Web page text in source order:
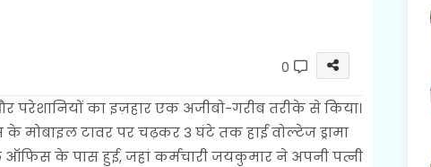
0
का इज़हार एक अजीबो-गरीब तरीके से किया।
टावर पर चढ़कर 3 घंटे तक हाई वोल्टेज ड्रामा
ऑफिस के पास हुई, जहां कर्मचारी जयकुमार ने अपनी पत्नी